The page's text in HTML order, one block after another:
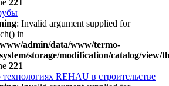
221
: Invalid argument supplied for
in
admin/data/www/termo-
storage/modification/catalog/view/
221
REHAU в строительстве